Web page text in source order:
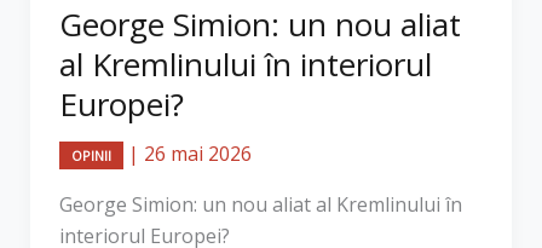
George Simion: un nou aliat
al Kremlinului în interiorul
Europei?
OPINII | 26 mai 2026
George Simion: un nou aliat al Kremlinului în
interiorul Europei?